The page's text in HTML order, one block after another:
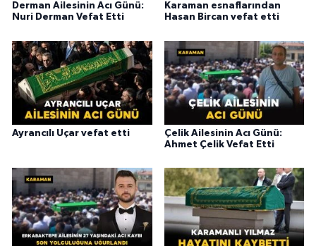
Derman Ailesinin Acı Günü:
Nuri Derman Vefat Etti
Karaman esnaflarından
Hasan Bircan vefat etti
Ayrancılı Uçar vefat etti
Çelik Ailesinin Acı Günü:
Ahmet Çelik Vefat Etti